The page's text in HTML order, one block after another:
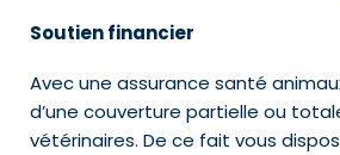
Soutien financier
Avec une assurance santé
d’une couverture partielle ou
vétérinaires. De ce fait vous